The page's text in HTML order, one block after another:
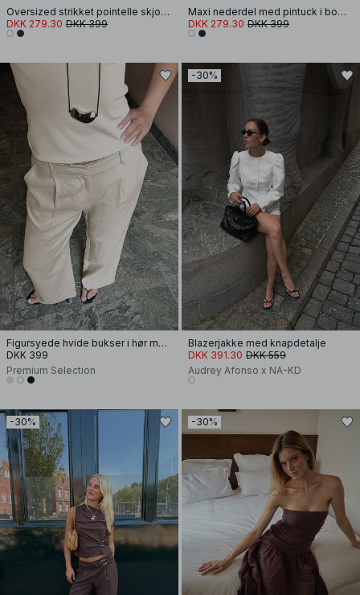
Oversized strikket pointelle skjorte
DKK 279.30 DKK 399
Maxi nederdel med pintuck i bomuld
DKK 279.30 DKK 399
Figursyede hvide bukser i hør med vide ben
DKK 399
Premium Selection
-30%
Blazerjakke med knapdetalje
DKK 391.30 DKK 559
Audrey Afonso x NA-KD
-30% -30%